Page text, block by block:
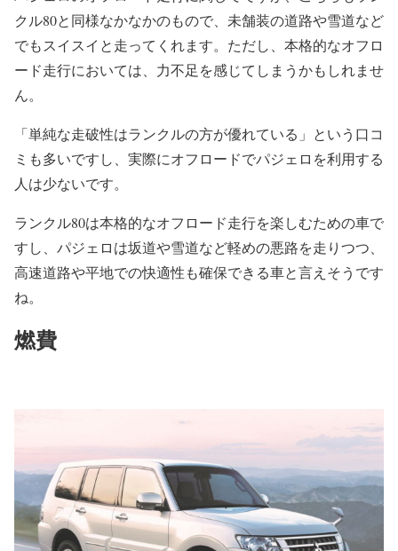
クル80と同様なかなかのもので、未舗装の道路や雪道など
でもスイスイと走ってくれます。ただし、本格的なオフロ
ード走行においては、力不足を感じてしまうかもしれませ
ん。
「単純な走破性はランクルの方が優れている」という口コ
ミも多いですし、実際にオフロードでパジェロを利用する
人は少ないです。
ランクル80は本格的なオフロード走行を楽しむための車で
すし、パジェロは坂道や雪道など軽めの悪路を走りつつ、
高速道路や平地での快適性も確保できる車と言えそうです
ね。
燃費